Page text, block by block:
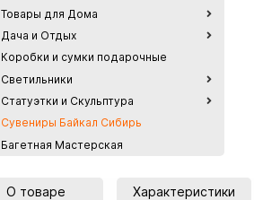
Товары для Дома
Дача и Отдых
Коробки и сумки подарочные
Светильники
Статуэтки и Скульптура
Сувениры Байкал Сибирь
Багетная Мастерская
О товаре Характеристики